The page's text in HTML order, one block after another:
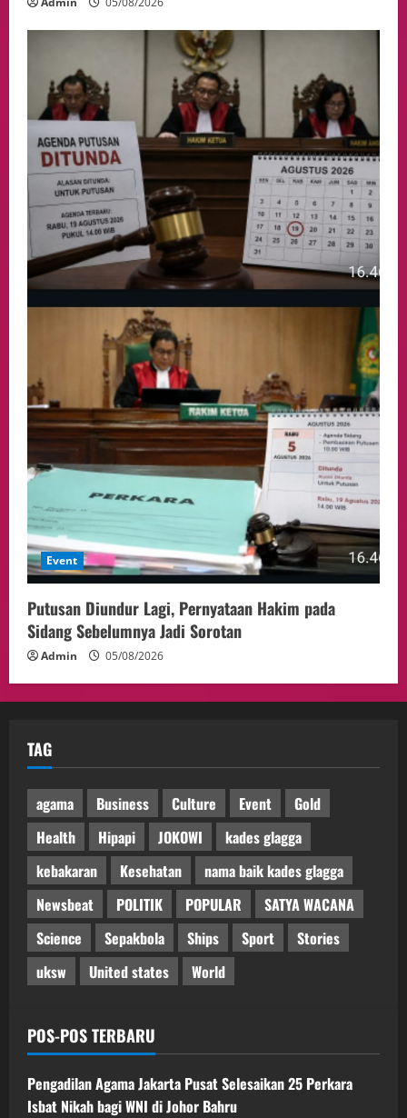
Event
Putusan Diundur Lagi, Pernyataan Hakim pada
Sidang Sebelumnya Jadi Sorotan
Admin 05/08/2026
TAG
agama Business Culture Event
Gold
Health
Hipapi JOKOWI
kades glagga
kebakaran
Kesehatan
nama baik kades glagga
Newsbeat
POLITIK POPULAR
SATYA WACANA
Science
Sepakbola Ships Sport
Stories
uksw
United states World
POS-POS TERBARU
Pengadilan Agama Jakarta Pusat Selesaikan 25 Perkara
Isbat Nikah bagi WNI di Johor Bahru